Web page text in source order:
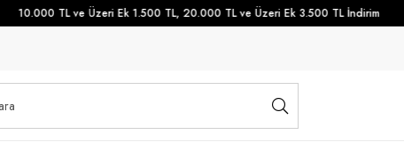
10.000 TL ve Üzeri Ek 1.500 TL, 20.000 TL ve Üzeri Ek 3.500 TL İndirim